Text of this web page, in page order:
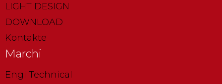
LIGHT DESIGN
DOWNLOAD
Kontakte
Marchi
Engi Technical